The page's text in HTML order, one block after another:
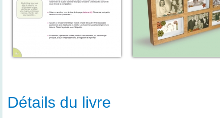
Détails du livre